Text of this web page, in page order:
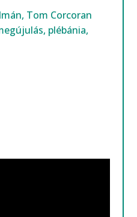
, Tom Corcoran
, plébánia,